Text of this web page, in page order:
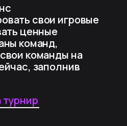
свои игровые
ценные
команд,
команды на
заполнив
турнир